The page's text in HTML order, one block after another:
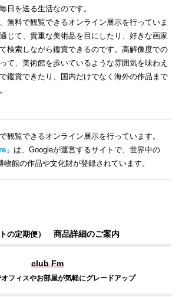
日を送る生活なのです。
無料で観覧できるオンライン展示を行っていま
じて、貴重な美術品を目にしたり、好きな画家
検索しながら鑑賞できるのです。高解像度での
て、美術館を歩いているような雰囲気を味わえ
鑑賞できたり、国内だけでなく海外の作品まで
観覧できるオンライン展示を行っています。
」は、Googleが運営するサイトで、世界中の
館の作品や文化財が登録されています。
の定期便） 商品詳細のご案内
club Fm
フィスやお部屋が気軽にグレードアップ